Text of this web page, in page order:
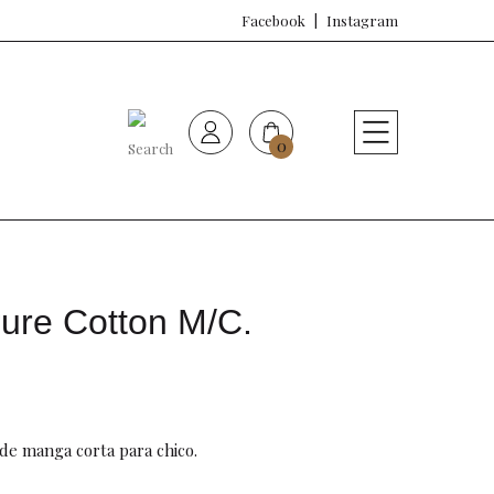
Facebook Instagram
0
Sujetadores
Baño de mujer
Cotton M/C.
manga corta para chico.